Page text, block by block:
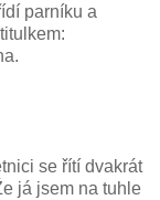
parníku a
se řítí dvakrát
já jsem na tuhle